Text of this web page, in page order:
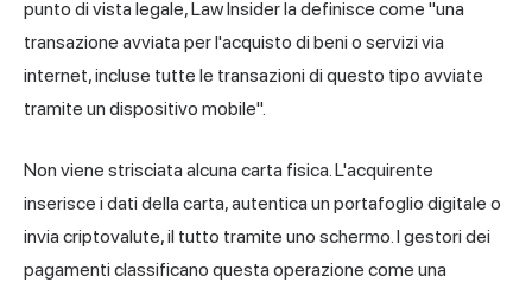
punto di vista legale, Law Insider la definisce come "una
transazione avviata per l'acquisto di beni o servizi via
internet, incluse tutte le transazioni di questo tipo avviate
tramite un dispositivo mobile".
Non viene strisciata alcuna carta fisica. L'acquirente
inserisce i dati della carta, autentica un portafoglio digitale o
invia criptovalute, il tutto tramite uno schermo. I gestori dei
pagamenti classificano questa operazione come una